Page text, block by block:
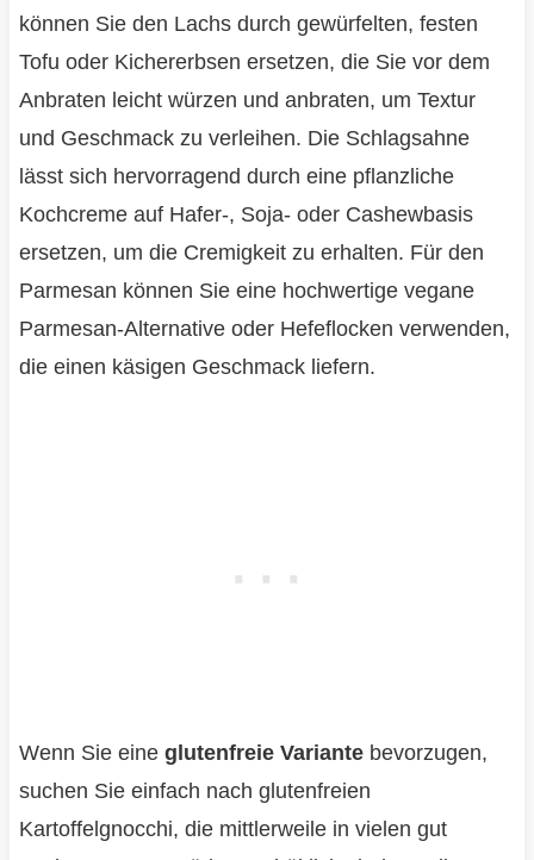
können Sie den Lachs durch gewürfelten, festen
Tofu oder Kichererbsen ersetzen, die Sie vor dem
Anbraten leicht würzen und anbraten, um Textur
und Geschmack zu verleihen. Die Schlagsahne
lässt sich hervorragend durch eine pflanzliche
Kochcreme auf Hafer-, Soja- oder Cashewbasis
ersetzen, um die Cremigkeit zu erhalten. Für den
Parmesan können Sie eine hochwertige vegane
Parmesan-Alternative oder Hefeflocken verwenden,
die einen käsigen Geschmack liefern.
Wenn Sie eine glutenfreie Variantebevorzugen,
suchen Sie einfach nach glutenfreien
Kartoffelgnocchi, die mittlerweile in vielen gut